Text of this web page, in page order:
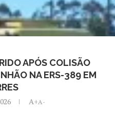
APÓS COLISÃO
NA ERS-389 EM
A+A-